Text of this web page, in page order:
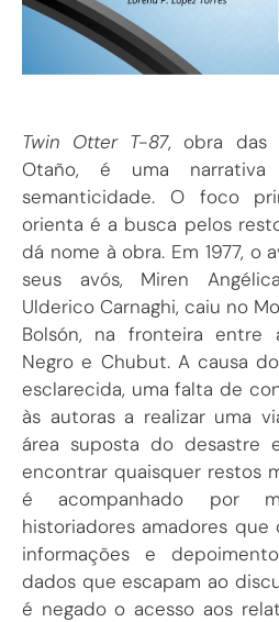
Twin Otter T-87, obra das
Otaño, é uma
semanticidade. O foco
orienta é a busca pelos
dá nome à obra. Em 1977, o
seus avós, Miren
Ulderico Carnaghi, caiu no
Bolsón, na fronteira entre
Negro e Chubut. A causa
esclarecida, uma falta de
às autoras a realizar uma
área suposta do desastre
encontrar quaisquer restos
é acompanhado por
historiadores amadores
informações e
dados que escapam ao
é negado o acesso aos